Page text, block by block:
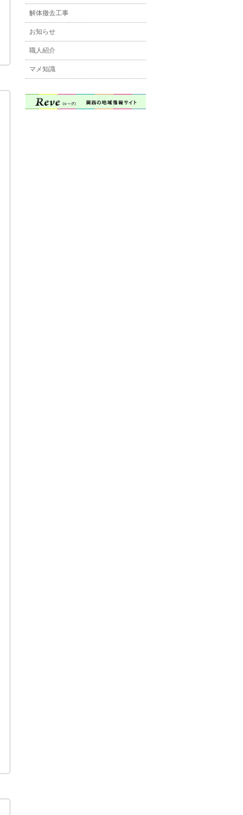
解体撤去工事
お知らせ
職人紹介
マメ知識